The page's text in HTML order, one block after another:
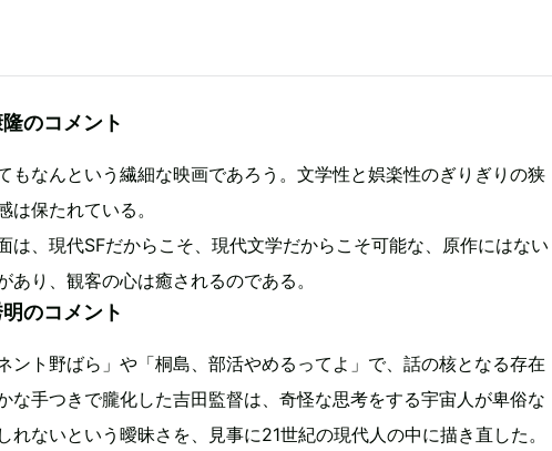
のコメント
もなんという繊細な映画であろう。文学性と娯楽性のぎりぎりの狭
は保たれている。
は、現代SFだからこそ、現代文学だからこそ可能な、原作にはない
あり、観客の心は癒されるのである。
のコメント
ント野ばら」や「桐島、部活やめるってよ」で、話の核となる存在
な手つきで朧化した吉田監督は、奇怪な思考をする宇宙人が卑俗な
れないという曖昧さを、見事に21世紀の現代人の中に描き直した。